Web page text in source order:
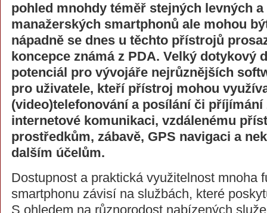
pohled mnohdy téměř stejných levných
manažerských smartphonů ale mohou
nápadně se dnes u těchto přístrojů
koncepce známá z PDA. Velký dotykový
potenciál pro vývojáře nejrůznějších
pro uživatele, kteří přístroj mohou
(video)telefonování a posílání či příjímání
internetové komunikaci, vzdálenému
prostředkům, zábavě, GPS navigaci a
dalším účelům.
Dostupnost a praktická využitelnost mnoha
smartphonu závisí na službách, které
S ohledem na různorodost nabízených